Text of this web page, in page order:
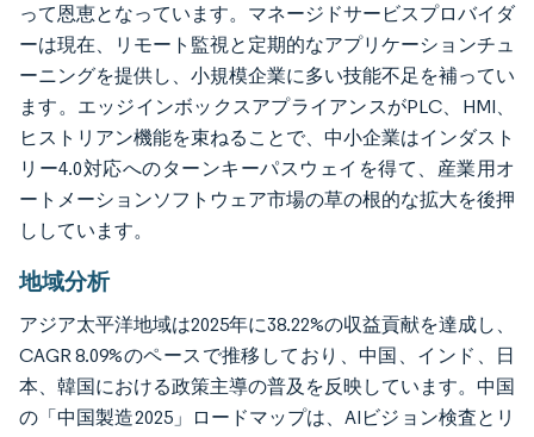
って恩恵となっています。マネージドサービスプロバイダ
ーは現在、リモート監視と定期的なアプリケーションチュ
ーニングを提供し、小規模企業に多い技能不足を補ってい
ます。エッジインボックスアプライアンスがPLC、HMI、
ヒストリアン機能を束ねることで、中小企業はインダスト
リー4.0対応へのターンキーパスウェイを得て、産業用オ
ートメーションソフトウェア市場の草の根的な拡大を後押
ししています。
地域分析
アジア太平洋地域は2025年に38.22%の収益貢献を達成し、
CAGR 8.09%のペースで推移しており、中国、インド、日
本、韓国における政策主導の普及を反映しています。中国
の「中国製造2025」ロードマップは、AIビジョン検査とリ